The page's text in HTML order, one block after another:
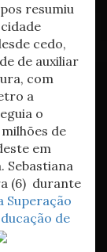
resumiu
cedo,
de auxiliar
com
a
o
de
em
Sebastiana
(6) durante
Superação
de